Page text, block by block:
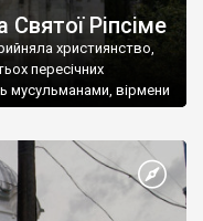
Ріпсіме
християнство,
пересічних
мусульманами, вірмени